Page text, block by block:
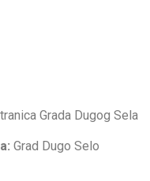
Grada Dugog Sela
Grad Dugo Selo